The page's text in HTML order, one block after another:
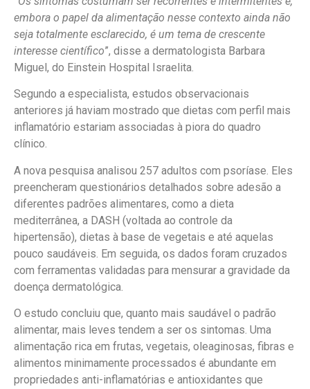
embora o papel da alimentação nesse contexto ainda não
seja totalmente esclarecido, é um tema de crescente
interesse científico”, disse a dermatologista Barbara
Miguel, do Einstein Hospital Israelita.
Segundo a especialista, estudos observacionais
anteriores já haviam mostrado que dietas com perfil mais
inflamatório estariam associadas à piora do quadro
clínico.
A nova pesquisa analisou 257 adultos com psoríase. Eles
preencheram questionários detalhados sobre adesão a
diferentes padrões alimentares, como a dieta
mediterrânea, a DASH (voltada ao controle da
hipertensão), dietas à base de vegetais e até aquelas
pouco saudáveis. Em seguida, os dados foram cruzados
com ferramentas validadas para mensurar a gravidade da
doença dermatológica.
O estudo concluiu que, quanto mais saudável o padrão
alimentar, mais leves tendem a ser os sintomas. Uma
alimentação rica em frutas, vegetais, oleaginosas, fibras e
alimentos minimamente processados é abundante em
propriedades anti-inflamatórias e antioxidantes que